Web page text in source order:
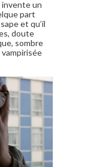
un
part
et qu’il
doute
sombre
vampirisée